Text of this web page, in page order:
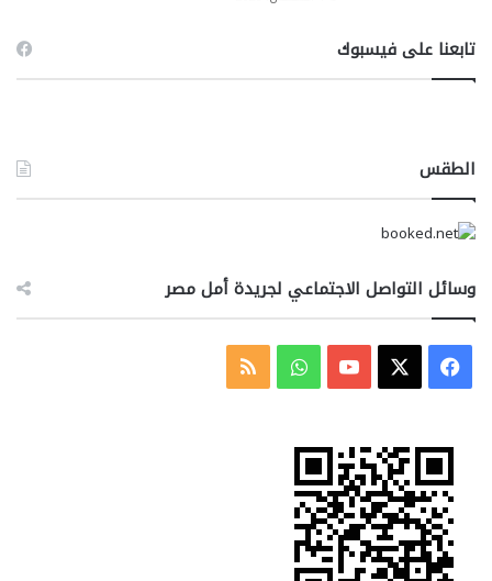
تابعنا على فيسبوك
الطقس
وسائل التواصل الاجتماعي لجريدة أمل مصر
فيسبوك ‫YouTubeواتسابملخص